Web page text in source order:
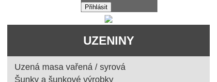
UZENINY
Uzená masa vařená / syrová
Šunky a šunkové výrobky